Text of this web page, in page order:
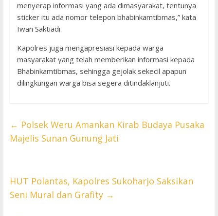
menyerap informasi yang ada dimasyarakat, tentunya
sticker itu ada nomor telepon bhabinkamtibmas,” kata
Iwan Saktiadi.
Kapolres juga mengapresiasi kepada warga
masyarakat yang telah memberikan informasi kepada
Bhabinkamtibmas, sehingga gejolak sekecil apapun
dilingkungan warga bisa segera ditindaklanjuti.
← Polsek Weru Amankan Kirab Budaya Pusaka
Majelis Sunan Gunung Jati
HUT Polantas, Kapolres Sukoharjo Saksikan
Seni Mural dan Grafity →